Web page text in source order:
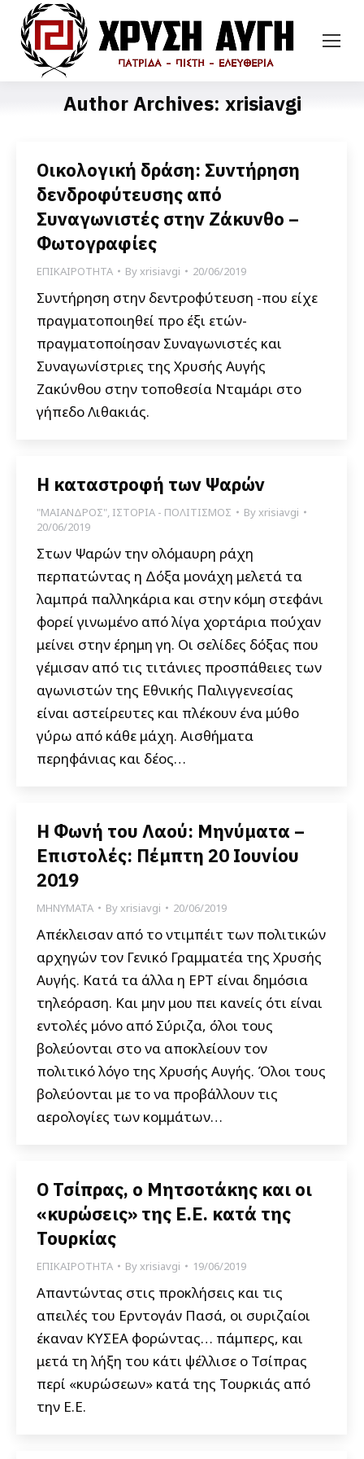
Author Archives: xrisiavgi
Οικολογική δράση: Συντήρηση
δενδροφύτευσης από
Συναγωνιστές στην Ζάκυνθο –
Φωτογραφίες
ΕΠΙΚΑΙΡΟΤΗΤΑ Byxrisiavgi 20/06/2019
Συντήρηση στην δεντροφύτευση -που είχε
πραγματοποιηθεί προ έξι ετών-
πραγματοποίησαν Συναγωνιστές και
Συναγωνίστριες της Χρυσής Αυγής
Ζακύνθου στην τοποθεσία Νταμάρι στο
γήπεδο Λιθακιάς.
Η καταστροφή των Ψαρών
"ΜΑΙΑΝΔΡΟΣ", ΙΣΤΟΡΙΑ - ΠΟΛΙΤΙΣΜΟΣ Byxrisiavgi
20/06/2019
Στων Ψαρών την ολόμαυρη ράχη
περπατώντας η Δόξα μονάχη μελετά τα
λαμπρά παλληκάρια και στην κόμη στεφάνι
φορεί γινωμένο από λίγα χορτάρια πούχαν
μείνει στην έρημη γη. Οι σελίδες δόξας που
γέμισαν από τις τιτάνιες προσπάθειες των
αγωνιστών της Εθνικής Παλιγγενεσίας
είναι αστείρευτες και πλέκουν ένα μύθο
γύρω από κάθε μάχη. Αισθήματα
περηφάνιας και δέος…
Η Φωνή του Λαού: Μηνύματα –
Επιστολές: Πέμπτη 20 Ιουνίου
2019
ΜΗΝΥΜΑΤΑ Byxrisiavgi 20/06/2019
Απέκλεισαν από το ντιμπέιτ των πολιτικών
αρχηγών τον Γενικό Γραμματέα της Χρυσής
Αυγής. Κατά τα άλλα η ΕΡΤ είναι δημόσια
τηλεόραση. Και μην μου πει κανείς ότι είναι
εντολές μόνο από Σύριζα, όλοι τους
βολεύονται στο να αποκλείουν τον
πολιτικό λόγο της Χρυσής Αυγής. Όλοι τους
βολεύονται με το να προβάλλουν τις
αερολογίες των κομμάτων…
Ο Τσίπρας, ο Μητσοτάκης και οι
«κυρώσεις» της Ε.Ε. κατά της
Τουρκίας
ΕΠΙΚΑΙΡΟΤΗΤΑ Byxrisiavgi 19/06/2019
Απαντώντας στις προκλήσεις και τις
απειλές του Ερντογάν Πασά, οι συριζαίοι
έκαναν ΚΥΣΕΑ φορώντας… πάμπερς, και
μετά τη λήξη του κάτι ψέλλισε ο Τσίπρας
περί «κυρώσεων» κατά της Τουρκιάς από
την Ε.Ε.